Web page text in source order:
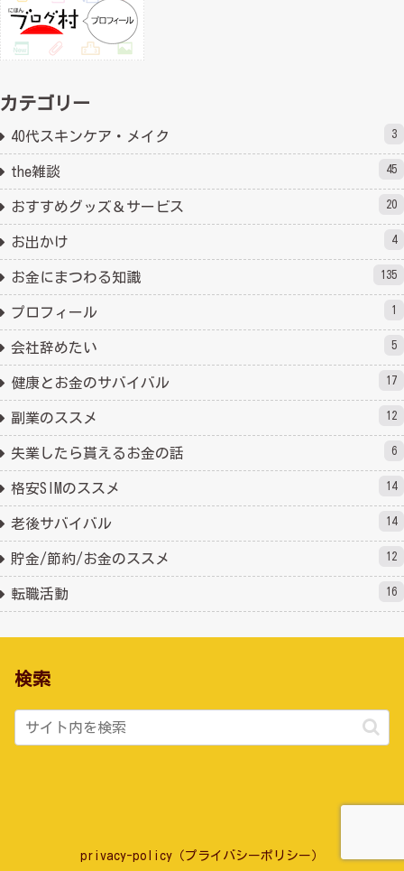
カテゴリー
40代スキンケア・メイク 3
the雑談 45
おすすめグッズ＆サービス 20
お出かけ 4
お金にまつわる知識 135
プロフィール 1
会社辞めたい 5
健康とお金のサバイバル 17
副業のススメ 12
失業したら貰えるお金の話 6
格安SIMのススメ 14
老後サバイバル 14
貯金/節約/お金のススメ 12
転職活動 16
検索
privacy-policy（プライバシーポリシー）